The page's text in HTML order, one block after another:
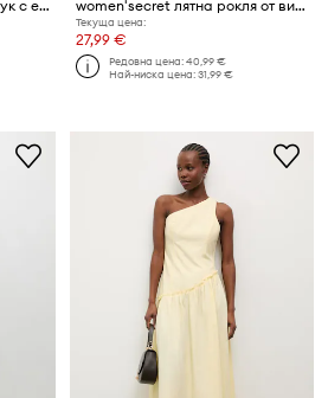
Answear.LAB рокля от памук с еластан women'secret лятна рокля от вискоза
Текуща цена:
27,99 €
Редовна цена:40,99 €
Най-ниска цена:31,99 €